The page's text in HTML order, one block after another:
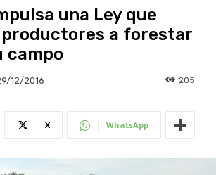
una Ley que
a forestar
campo
12/2016 205
X WhatsApp